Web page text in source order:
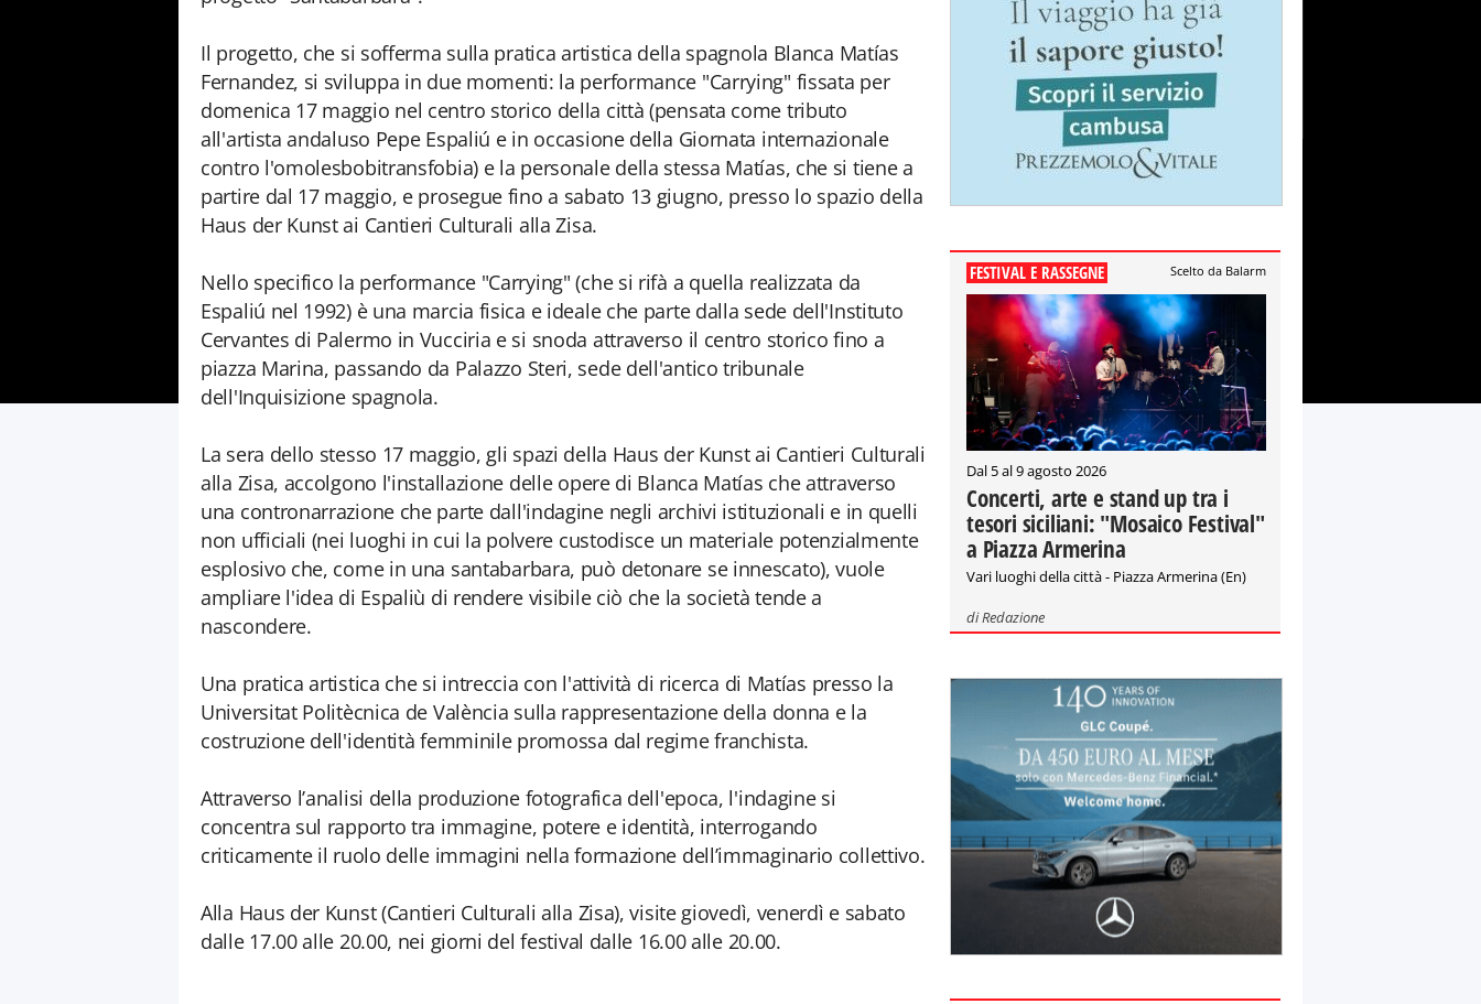
Il progetto, che si sofferma sulla pratica artistica della spagnola Blanca Matías
Fernandez, si sviluppa in due momenti: la performance "Carrying" fissata per
domenica 17 maggio nel centro storico della città (pensata come tributo
all'artista andaluso Pepe Espaliú e in occasione della Giornata internazionale
contro l'omolesbobitransfobia) e la personale della stessa Matías, che si tiene a
partire dal 17 maggio, e prosegue fino a sabato 13 giugno, presso lo spazio della
Haus der Kunst ai Cantieri Culturali alla Zisa.
Nello specifico la performance "Carrying" (che si rifà a quella realizzata da
Espaliú nel 1992) è una marcia fisica e ideale che parte dalla sede dell'Instituto
Cervantes di Palermo in Vucciria e si snoda attraverso il centro storico fino a
piazza Marina, passando da Palazzo Steri, sede dell'antico tribunale
dell'Inquisizione spagnola.
La sera dello stesso 17 maggio, gli spazi della Haus der Kunst ai Cantieri Culturali
alla Zisa, accolgono l'installazione delle opere di Blanca Matías che attraverso
una contronarrazione che parte dall'indagine negli archivi istituzionali e in quelli
non ufficiali (nei luoghi in cui la polvere custodisce un materiale potenzialmente
esplosivo che, come in una santabarbara, può detonare se innescato), vuole
ampliare l'idea di Espaliù di rendere visibile ciò che la società tende a
nascondere.
Una pratica artistica che si intreccia con l'attività di ricerca di Matías presso la
Universitat Politècnica de València sulla rappresentazione della donna e la
costruzione dell'identità femminile promossa dal regime franchista.
Attraverso l’analisi della produzione fotografica dell'epoca, l'indagine si
concentra sul rapporto tra immagine, potere e identità, interrogando
criticamente il ruolo delle immagini nella formazione dell’immaginario collettivo.
Alla Haus der Kunst (Cantieri Culturali alla Zisa), visite giovedì, venerdì e sabato
dalle 17.00 alle 20.00, nei giorni del festival dalle 16.00 alle 20.00.
FESTIVAL E RASSEGNE Scelto da Balarm
Dal 5 al 9 agosto 2026
Concerti, arte e stand up tra i
tesori siciliani: "Mosaico Festival"
a Piazza Armerina
Vari luoghi della città - Piazza Armerina (En)
diRedazione